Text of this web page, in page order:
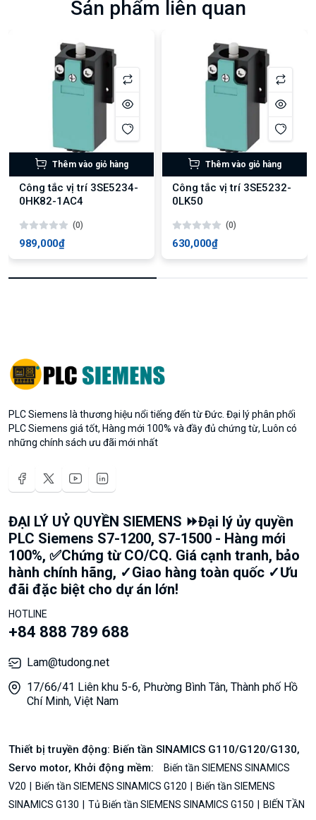
Sản phẩm liên quan
Thêm vào giỏ hàng
Công tắc vị trí 3SE5234-
0HK82-1AC4
(0)
989,000₫
Thêm vào giỏ hàng
Công tắc vị trí 3SE5232-
0LK50
(0)
630,000₫
PLC Siemens là thương hiệu nổi tiếng đến từ Đức. Đại lý phân phối
PLC Siemens giá tốt, Hàng mới 100% và đầy đủ chứng từ, Luôn có
những chính sách ưu đãi mới nhất
ĐẠI LÝ UỶ QUYỀN SIEMENS ⏩Đại lý ủy quyền
PLC Siemens S7-1200, S7-1500 - Hàng mới
100%, ✅Chứng từ CO/CQ. Giá cạnh tranh, bảo
hành chính hãng, ✓Giao hàng toàn quốc ✓Ưu
đãi đặc biệt cho dự án lớn!
HOTLINE
+84 888 789 688
Lam@tudong.net
17/66/41 Liên khu 5-6, Phường Bình Tân, Thành phố Hồ
Chí Minh, Việt Nam
Thiết bị truyền động: Biến tần SINAMICS G110/G120/G130,
Servo motor, Khởi động mềm:
Biến tần SIEMENS SINAMICS
V20
Biến tần SIEMENS SINAMICS G120
Biến tần SIEMENS
SINAMICS G130
Tủ Biến tần SIEMENS SINAMICS G150 BIẾN TẦN